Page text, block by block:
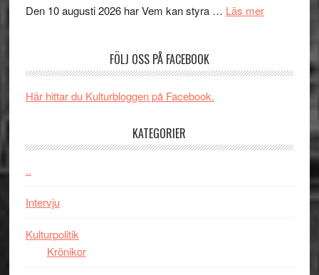
teater
´s
och
Jackie
Den 10 augusti 2026 har Vem kan styra … Läs merom
synas
Vem
FÖLJ OSS PÅ FACEBOOK
Här hittar du Kulturbloggen på Facebook.
KATEGORIER
..
Intervju
Kulturpolitik
Krönikor